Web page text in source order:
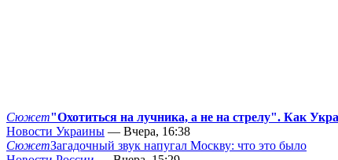
Сюжет"Охотиться на лучника, а не на стрелу". Как
Новости Украины — Вчера, 16:38
СюжетЗагадочный звук напугал Москву: что это было